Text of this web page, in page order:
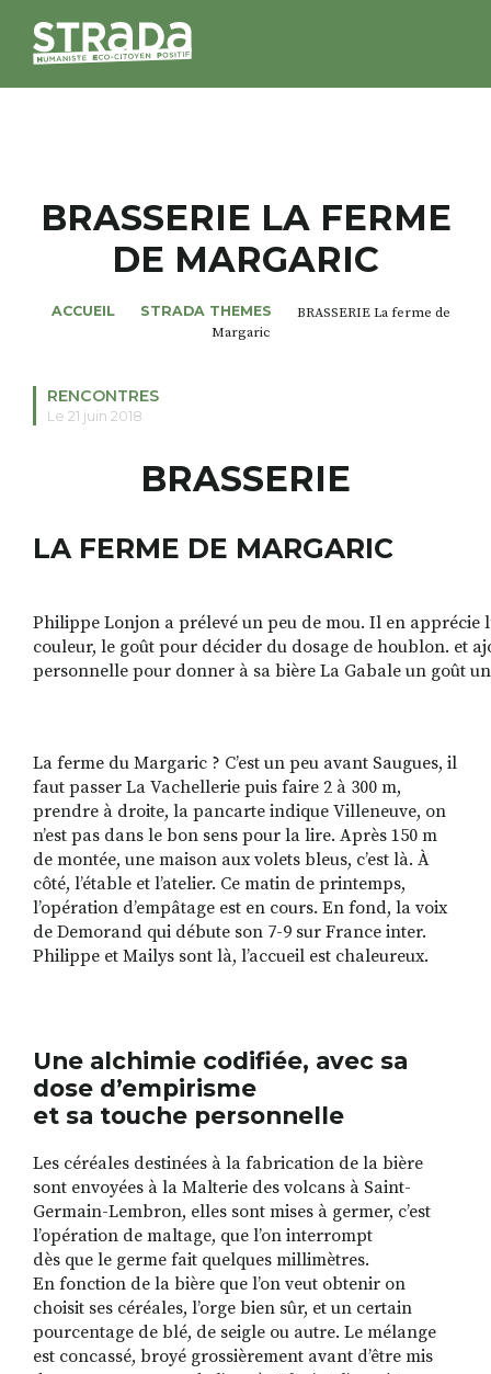
MAGAZINES
NOS THÈMES
ALTER STRADA
FACEBOOKINSTAGRAM
LINKEDINYOUTUBE
BRASSERIE LA FERME
DE MARGARIC
ACCUEIL STRADA THEMES
BRASSERIE La ferme de
Margaric
RENCONTRES
Le 21 juin 2018
BRASSERIE
LA FERME DE MARGARIC
Philippe Lonjon a prélevé un peu de mou. Il en apprécie
couleur, le goût pour décider du dosage de houblon. et
personnelle pour donner à sa bière La Gabale un goût
La ferme du Margaric ? C’est un peu avant Saugues, il
faut passer La Vachellerie puis faire 2 à 300 m,
prendre à droite, la pancarte indique Villeneuve, on
n’est pas dans le bon sens pour la lire. Après 150 m
de montée, une maison aux volets bleus, c’est là. À
côté, l’étable et l’atelier. Ce matin de printemps,
l’opération d’empâtage est en cours. En fond, la voix
de Demorand qui débute son 7-9 sur France inter.
Philippe et Mailys sont là, l’accueil est chaleureux.
Une alchimie codifiée, avec sa
dose d’empirisme
et sa touche personnelle
Les céréales destinées à la fabrication de la bière
sont envoyées à la Malterie des volcans à Saint-
Germain-Lembron, elles sont mises à germer, c’est
l’opération de maltage, que l’on interrompt
dès que le germe fait quelques millimètres.
En fonction de la bière que l’on veut obtenir on
choisit ses céréales, l’orge bien sûr, et un certain
pourcentage de blé, de seigle ou autre. Le mélange
est concassé, broyé grossièrement avant d’être mis